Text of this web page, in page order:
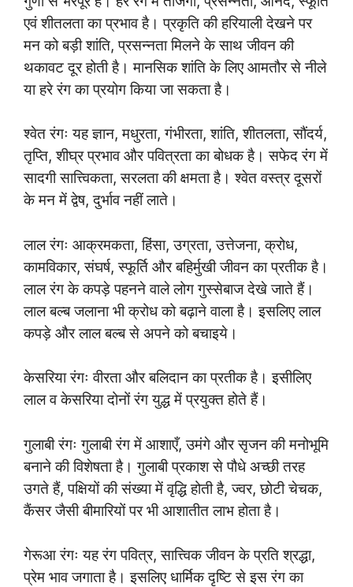
एवं शीतलता का प्रभाव है। प्रकृति की हरियाली देखने पर
मन को बड़ी शांति, प्रसन्नता मिलने के साथ जीवन की
थकावट दूर होती है। मानसिक शांति के लिए आमतौर से नीले
या हरे रंग का प्रयोग किया जा सकता है।
श्वेत रंगः यह ज्ञान, मधुरता, गंभीरता, शांति, शीतलता, सौंदर्य,
तृप्ति, शीघ्र प्रभाव और पवित्रता का बोधक है। सफेद रंग में
सादगी सात्त्विकता, सरलता की क्षमता है। श्वेत वस्त्र दूसरों
के मन में द्वेष, दुर्भाव नहीं लाते।
लाल रंगः आक्रमकता, हिंसा, उग्रता, उत्तेजना, क्रोध,
कामविकार, संघर्ष, स्फूर्ति और बहिर्मुखी जीवन का प्रतीक है।
लाल रंग के कपड़े पहनने वाले लोग गुस्सेबाज देखे जाते हैं।
लाल बल्ब जलाना भी क्रोध को बढ़ाने वाला है। इसलिए लाल
कपड़े और लाल बल्ब से अपने को बचाइये।
केसरिया रंगः वीरता और बलिदान का प्रतीक है। इसीलिए
लाल व केसरिया दोनों रंग युद्ध में प्रयुक्त होते हैं।
गुलाबी रंगः गुलाबी रंग में आशाएँ, उमंगे और सृजन की मनोभूमि
बनाने की विशेषता है। गुलाबी प्रकाश से पौधे अच्छी तरह
उगते हैं, पक्षियों की संख्या में वृद्धि होती है, ज्वर, छोटी चेचक,
कैंसर जैसी बीमारियों पर भी आशातीत लाभ होता है।
गेरूआ रंगः यह रंग पवित्र, सात्त्विक जीवन के प्रति श्रद्धा,
प्रेम भाव जगाता है। इसलिए धार्मिक दृष्टि से इस रंग का